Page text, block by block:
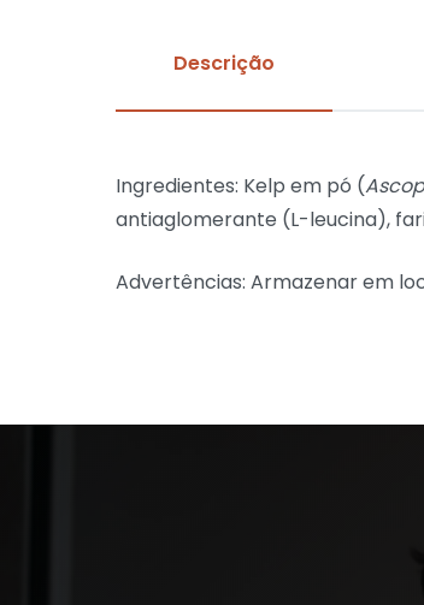
Descrição
Ingredientes: Kelp em pó (
antiaglomerante (L-leucina),
Advertências: Armazenar em